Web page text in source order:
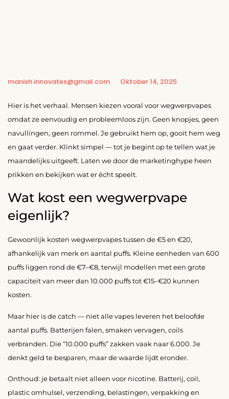
manish.innovates@gmail.com Oktober 14, 2025
Hier is het verhaal. Mensen kiezen vooral voor wegwerpvapes
omdat ze eenvoudig en probleemloos zijn. Geen knopjes, geen
navullingen, geen rommel. Je gebruikt hem op, gooit hem weg
en gaat verder. Klinkt simpel — tot je begint op te tellen wat je
maandelijks uitgeeft. Laten we door de marketinghype heen
prikken en bekijken wat er écht speelt.
Wat kost een wegwerpvape
eigenlijk?
Gewoonlijk kosten wegwerpvapes tussen de €5 en €20,
afhankelijk van merk en aantal puffs. Kleine eenheden van 600
puffs liggen rond de €7–€8, terwijl modellen met een grote
capaciteit van meer dan 10.000 puffs tot €15–€20 kunnen
kosten.
Maar hier is de catch — niet alle vapes leveren het beloofde
aantal puffs. Batterijen falen, smaken vervagen, coils
verbranden. Die “10.000 puffs” zakken vaak naar 6.000. Je
denkt geld te besparen, maar de waarde lijdt eronder.
Onthoud: je betaalt niet alleen voor nicotine. Batterij, coil,
plastic omhulsel, verzending, belastingen, verpakking en